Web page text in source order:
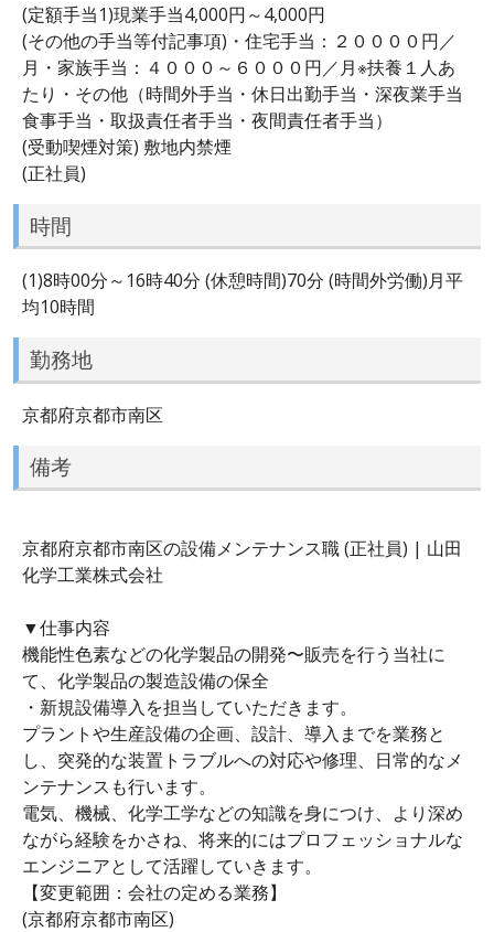
(定額手当1)現業手当4,000円～4,000円
(その他の手当等付記事項)・住宅手当：２００００円／
月・家族手当：４０００～６０００円／月※扶養１人あ
たり・その他（時間外手当・休日出勤手当・深夜業手当
食事手当・取扱責任者手当・夜間責任者手当）
(受動喫煙対策) 敷地内禁煙
(正社員)
時間
(1)8時00分～16時40分 (休憩時間)70分 (時間外労働)月平
均10時間
勤務地
京都府京都市南区
備考
京都府京都市南区の設備メンテナンス職 (正社員) | 山田
化学工業株式会社
▼仕事内容
機能性色素などの化学製品の開発〜販売を行う当社に
て、化学製品の製造設備の保全
・新規設備導入を担当していただきます。
プラントや生産設備の企画、設計、導入までを業務と
し、突発的な装置トラブルへの対応や修理、日常的なメ
ンテナンスも行います。
電気、機械、化学工学などの知識を身につけ、より深め
ながら経験をかさね、将来的にはプロフェッショナルな
エンジニアとして活躍していきます。
【変更範囲：会社の定める業務】
(京都府京都市南区)